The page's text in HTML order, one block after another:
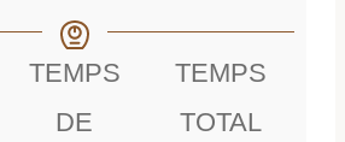
TEMPS
DE
TEMPS
TOTAL